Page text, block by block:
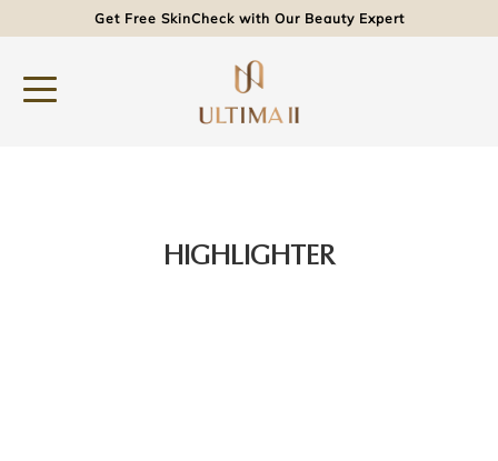
Get Free SkinCheck with Our Beauty Expert
HIGHLIGHTER